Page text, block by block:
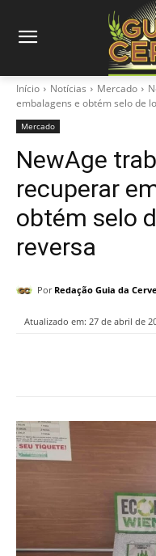
Início Notícias Mercado
embalagens e obtém selo de
Mercado
NewAge
recuperar
obtém selo
reversa
Por Redação Guia da
Atualizado em: 27 de abril de